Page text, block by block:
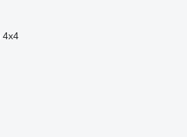
4x4